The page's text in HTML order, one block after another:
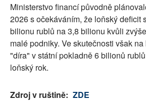
Ministerstvo financí původně
2026 s očekáváním, že loňský deficit
bilionu rublů na 3,8 bilionu kvůli
malé podniky. Ve skutečnosti však
"díra" v státní pokladně 6 bilionů
loňský rok.
Zdroj v ruštině: ZDE